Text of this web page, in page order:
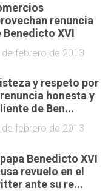
renuncia
Benedicto XVI
de febrero de 2013
y respeto por
renuncia honesta y
de Ben...
de febrero de 2013
Benedicto XVI
revuelo en el
ante su re...